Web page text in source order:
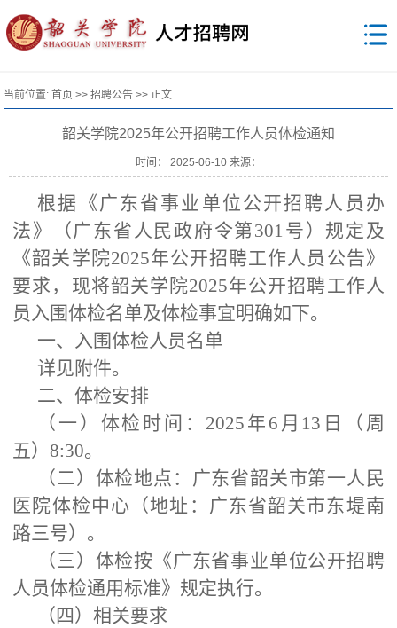
当前位置:首页 >>招聘公告 >> 正文
韶关学院2025年公开招聘工作人员体检通知
时间： 2025-06-10 来源：
根据《广东省事业单位公开招聘人员办
法》（广东省人民政府令第301号）规定及
《韶关学院2025年公开招聘工作人员公告》
要求，现将韶关学院2025年公开招聘工作人
员入围体检名单及体检事宜明确如下。
一、入围体检人员名单
详见附件。
二、体检安排
（一）体检时间：2025 年6月13日（周
五）8:30。
（二）体检地点：广东省韶关市第一人民
医院体检中心（地址 ： 广东省韶关市东堤南
路三号）。
（三）体检按《广东省事业单位公开招聘
人员体检通用标准》规定执行。
（四）相关要求